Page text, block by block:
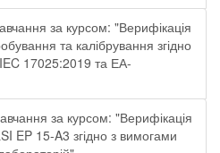
за курсом: "Верифікація
та калібрування згідно
17025:2019 та ЕА-
за курсом: "Верифікація
EP 15-A3 згідно з вимогами